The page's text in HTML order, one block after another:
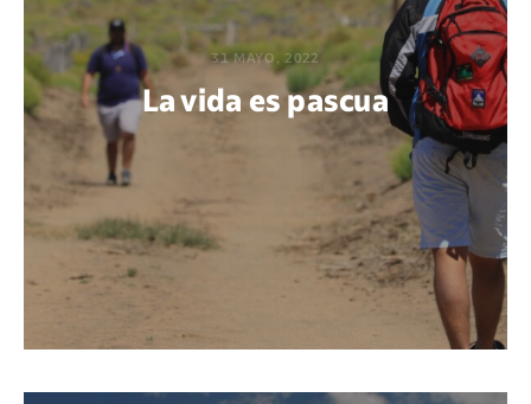
31 MAYO, 2022
La vida es pascua
POR MARÍA PAOLA BERTEL